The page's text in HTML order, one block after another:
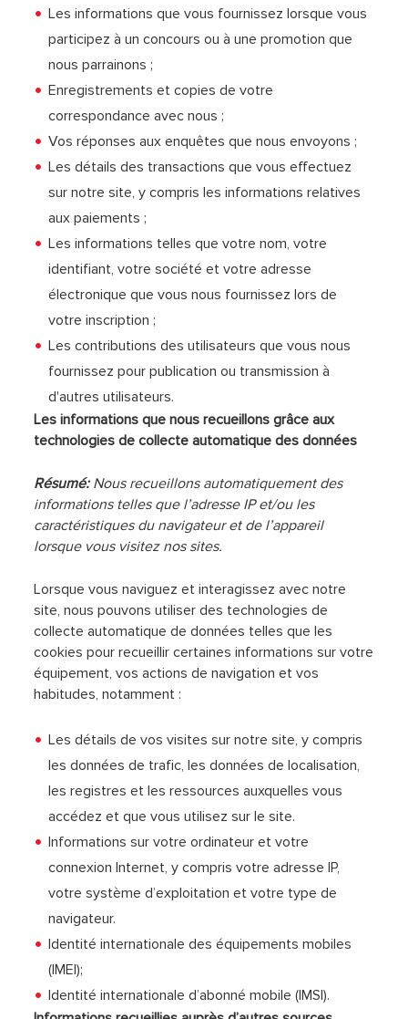
Les informations que vous fournissez lorsque vous
participez à un concours ou à une promotion que
nous parrainons ;
Enregistrements et copies de votre
correspondance avec nous ;
Vos réponses aux enquêtes que nous envoyons ;
Les détails des transactions que vous effectuez
sur notre site, y compris les informations relatives
aux paiements ;
Les informations telles que votre nom, votre
identifiant, votre société et votre adresse
électronique que vous nous fournissez lors de
votre inscription ;
Les contributions des utilisateurs que vous nous
fournissez pour publication ou transmission à
d'autres utilisateurs.
Les informations que nous recueillons grâce aux
technologies de collecte automatique des données
Résumé:Nous recueillons automatiquement des
informations telles que l’adresse IP et/ou les
caractéristiques du navigateur et de l’appareil
lorsque vous visitez nos sites.
Lorsque vous naviguez et interagissez avec notre
site, nous pouvons utiliser des technologies de
collecte automatique de données telles que les
cookies pour recueillir certaines informations sur votre
équipement, vos actions de navigation et vos
habitudes, notamment :
Les détails de vos visites sur notre site, y compris
les données de trafic, les données de localisation,
les registres et les ressources auxquelles vous
accédez et que vous utilisez sur le site.
Informations sur votre ordinateur et votre
connexion Internet, y compris votre adresse IP,
votre système d’exploitation et votre type de
navigateur.
Identité internationale des équipements mobiles
(IMEI);
Identité internationale d’abonné mobile (IMSI).